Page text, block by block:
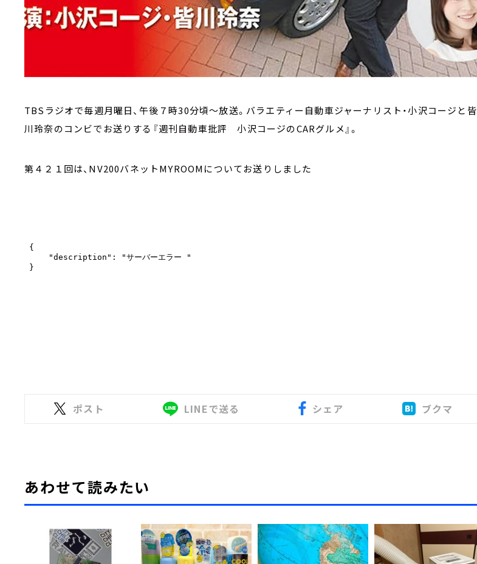
TBSラジオで毎週月曜日、午後７時30分頃～放送。バラエティー自動車ジャーナリスト・小沢コージと皆
川玲奈のコンビでお送りする『週刊自動車批評 小沢コージのCARグルメ』。
第４２１回は、NV200バネットMYROOMについてお送りしました
ポスト LINEで送る シェア ブクマ
あわせて読みたい